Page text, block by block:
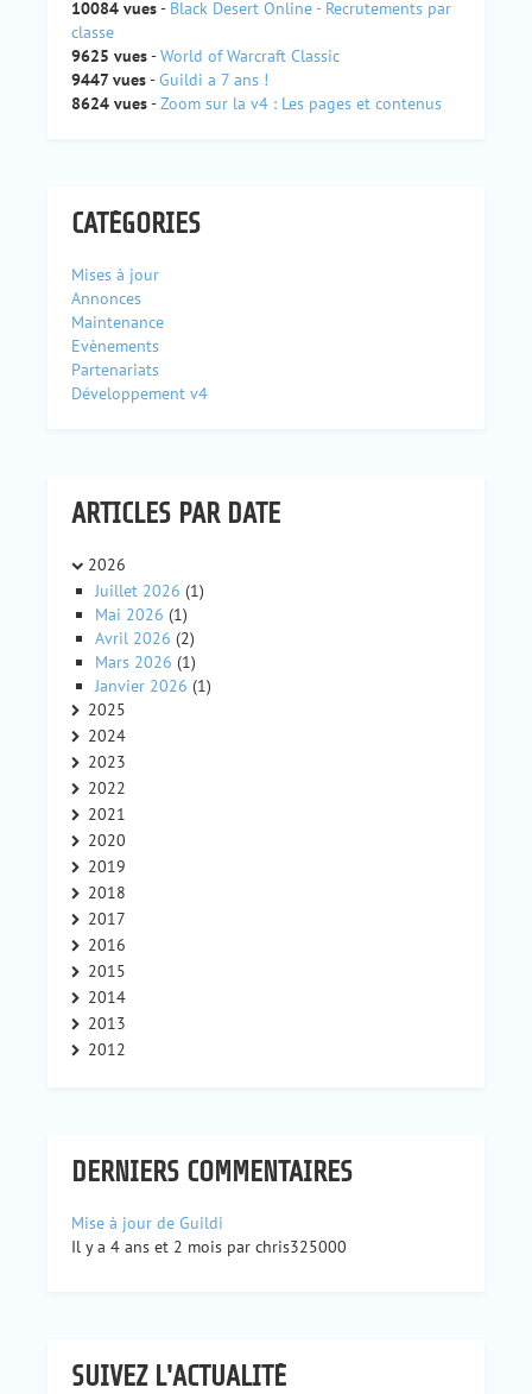
10084 vues- Black Desert Online - Recrutements par
classe
9625 vues-World of Warcraft Classic
9447 vues-Guildi a 7 ans !
8624 vues-Zoom sur la v4 : Les pages et contenus
CATÉGORIES
Mises à jour
Annonces
Maintenance
Evènements
Partenariats
Développement v4
ARTICLES PAR DATE
2026
Juillet 2026 (1)
Mai 2026 (1)
Avril 2026 (2)
Mars 2026 (1)
Janvier 2026 (1)
2025
2024
2023
2022
2021
2020
2019
2018
2017
2016
2015
2014
2013
2012
DERNIERS COMMENTAIRES
Mise à jour de Guildi
Il y a 4 ans et 2 mois par chris325000
SUIVEZ L'ACTUALITÉ